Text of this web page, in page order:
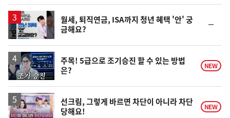
일
월세, 퇴직연금, ISA까지 청년 혜택 '안' 궁
금해요?
일
영
상
주목! 5급으로 조기승진 할 수 있는 방법
은?
NEW
영
상
선크림, 그렇게 바르면 차단이 아니라 차단
당해요!
NEW